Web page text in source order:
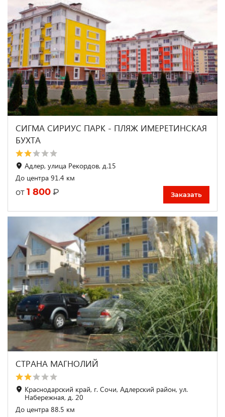
СИГМА СИРИУС ПАРК - ПЛЯЖ ИМЕРЕТИНСКАЯ
БУХТА
Адлер, улица Рекордов, д.15
До центра 91.4 км
от 1 800 ₽ Заказать
СТРАНА МАГНОЛИЙ
Краснодарский край, г. Сочи, Адлерский район, ул.
Набережная, д. 20
До центра 88.5 км